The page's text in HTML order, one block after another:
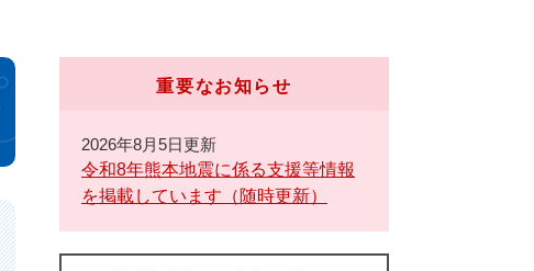
重要なお知らせ
2026年8月5日更新
令和8年熊本地震に係る支援等情報
を掲載しています（随時更新）